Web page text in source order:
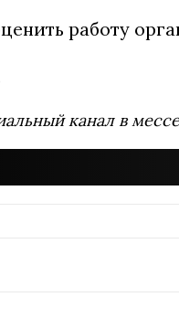
работу
канал в